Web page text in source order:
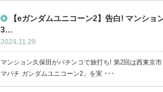
【eガンダムユニコーン2】告白! マンショ
3…
2024.11.29
マンション久保田がパチンコで旅打ち! 第2回は西東京
マパチ ガンダムユニコーン2」を実 ･･･